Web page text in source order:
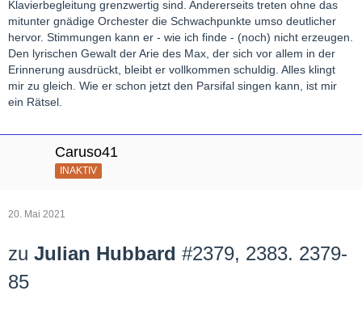
Klavierbegleitung grenzwertig sind. Andererseits treten ohne das
mitunter gnädige Orchester die Schwachpunkte umso deutlicher
hervor. Stimmungen kann er - wie ich finde - (noch) nicht erzeugen.
Den lyrischen Gewalt der Arie des Max, der sich vor allem in der
Erinnerung ausdrückt, bleibt er vollkommen schuldig. Alles klingt
mir zu gleich. Wie er schon jetzt den Parsifal singen kann, ist mir
ein Rätsel.
Caruso41
INAKTIV
20. Mai 2021
zu Julian Hubbard #2379, 2383. 2379-
85